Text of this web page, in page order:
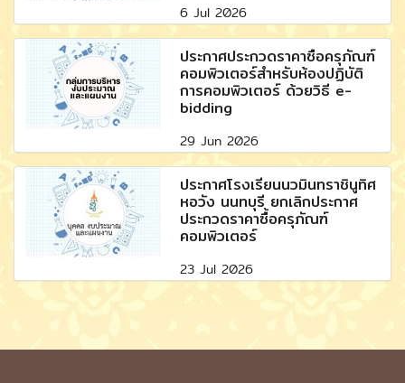
6 Jul 2026
ประกาศประกวดราคาซื้อครุภัณฑ์
คอมพิวเตอร์สำหรับห้องปฏิบัติ
การคอมพิวเตอร์ ด้วยวิธี e-
bidding
29 Jun 2026
ประกาศโรงเรียนนวมินทราชินูทิศ
หอวัง นนทบุรี ยกเลิกประกาศ
ประกวดราคาซื้อครุภัณฑ์
คอมพิวเตอร์
23 Jul 2026